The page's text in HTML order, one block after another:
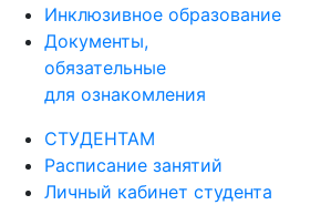
Инклюзивное образование
Документы,
обязательные
для ознакомления
СТУДЕНТАМ
Расписание занятий
Личный кабинет студента